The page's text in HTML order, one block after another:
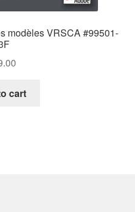
modèles VRSCA #99501-
cart